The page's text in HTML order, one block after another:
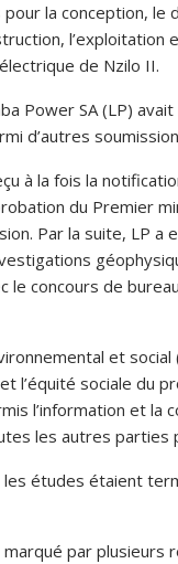
la conception, le
l’exploitation
de Nzilo II.
Power SA (LP)
d’autres
à la fois la
du Premier
Par la suite, LP a
le concours de
et social
l’équité sociale du
l’information et la
les autres parties
les études étaient
par plusieurs